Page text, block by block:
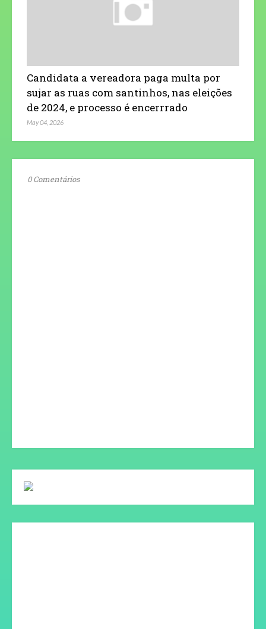
Candidata a vereadora paga multa por
sujar as ruas com santinhos, nas eleições
de 2024, e processo é encerrrado
May 04, 2026
0 Comentários